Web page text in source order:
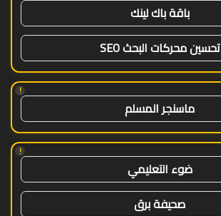
باقة باك لينك
تحسين محركات البحث SEO
!
ماسنجر المسلم
!
ضوء التعليمي
صحيفة برق